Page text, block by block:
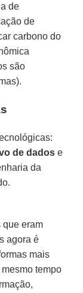
de
de
carbono do
são
de dados e
da
que eram
agora é
mais
tempo